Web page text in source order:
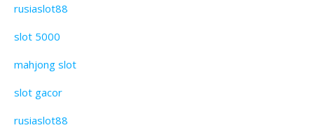
rusiaslot88
slot 5000
mahjong slot
slot gacor
rusiaslot88